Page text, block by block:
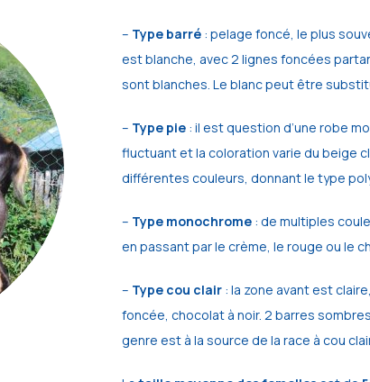
– Type barré: pelage foncé, le plus
est blanche, avec 2 lignes foncées
sont blanches. Le blanc peut être
– Type pie: il est question d’une robe
fluctuant et la coloration varie du beige
différentes couleurs, donnant le type
– Type monochrome: de multiples
en passant par le crème, le rouge ou le
– Type cou clair: la zone avant est
foncée, chocolat à noir. 2 barres
genre est à la source de la race à cou